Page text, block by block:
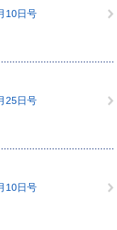
10日号
25日号
10日号